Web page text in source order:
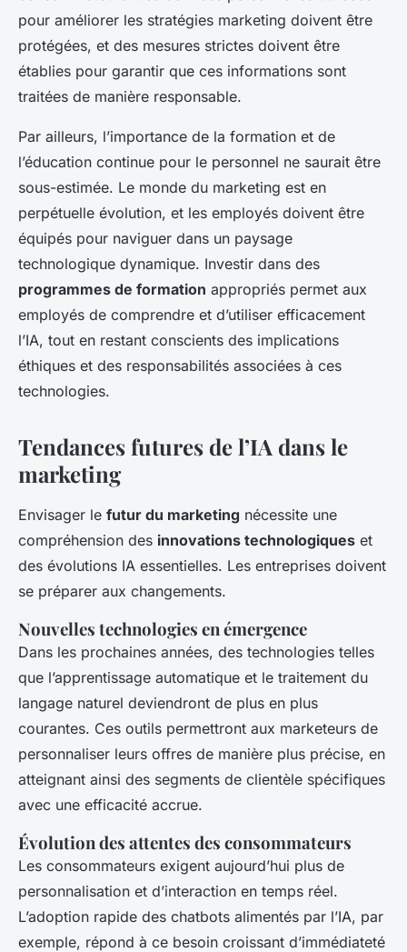
pour améliorer les stratégies marketing doivent être
protégées, et des mesures strictes doivent être
établies pour garantir que ces informations sont
traitées de manière responsable.
Par ailleurs, l’importance de la formation et de
l’éducation continue pour le personnel ne saurait être
sous-estimée. Le monde du marketing est en
perpétuelle évolution, et les employés doivent être
équipés pour naviguer dans un paysage
technologique dynamique. Investir dans des
programmes de formation appropriés permet aux
employés de comprendre et d’utiliser efficacement
l’IA, tout en restant conscients des implications
éthiques et des responsabilités associées à ces
technologies.
Tendances futures de l’IA dans le
marketing
Envisager le futur du marketing nécessite une
compréhension des innovations technologiques et
des évolutions IA essentielles. Les entreprises doivent
se préparer aux changements.
Nouvelles technologies en émergence
Dans les prochaines années, des technologies telles
que l’apprentissage automatique et le traitement du
langage naturel deviendront de plus en plus
courantes. Ces outils permettront aux marketeurs de
personnaliser leurs offres de manière plus précise, en
atteignant ainsi des segments de clientèle spécifiques
avec une efficacité accrue.
Évolution des attentes des consommateurs
Les consommateurs exigent aujourd’hui plus de
personnalisation et d’interaction en temps réel.
L’adoption rapide des chatbots alimentés par l’IA, par
exemple, répond à ce besoin croissant d’immédiateté